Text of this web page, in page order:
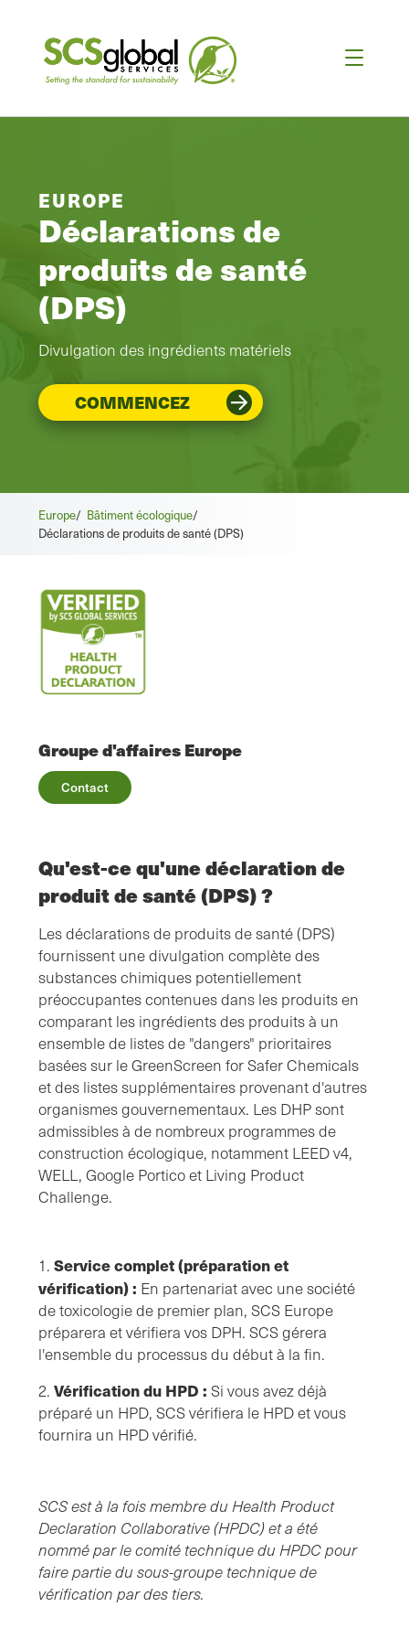
EUROPE
Déclarations de
produits de santé
(DPS)
Divulgation des ingrédients matériels
COMMENCEZ
Europe/ Bâtiment écologique/
Déclarations de produits de santé (DPS)
Groupe d'affaires Europe
Contact
Qu'est-ce qu'une déclaration de
produit de santé (DPS) ?
Les déclarations de produits de santé (DPS)
fournissent une divulgation complète des
substances chimiques potentiellement
préoccupantes contenues dans les produits en
comparant les ingrédients des produits à un
ensemble de listes de "dangers" prioritaires
basées sur le GreenScreen for Safer Chemicals
et des listes supplémentaires provenant d'autres
organismes gouvernementaux. Les DHP sont
admissibles à de nombreux programmes de
construction écologique, notamment LEED v4,
WELL, Google Portico et Living Product
Challenge.
1. Service complet (préparation et
vérification) : En partenariat avec une société
de toxicologie de premier plan, SCS Europe
préparera et vérifiera vos DPH. SCS gérera
l'ensemble du processus du début à la fin.
2. Vérification du HPD : Si vous avez déjà
préparé un HPD, SCS vérifiera le HPD et vous
fournira un HPD vérifié.
SCS est à la fois membre du Health Product
Declaration Collaborative (HPDC) et a été
nommé par le comité technique du HPDC pour
faire partie du sous-groupe technique de
vérification par des tiers.